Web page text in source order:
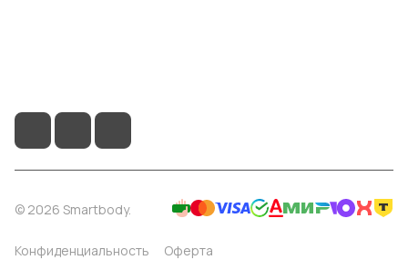
© 2026 Smartbody.
Конфиденциальность Оферта